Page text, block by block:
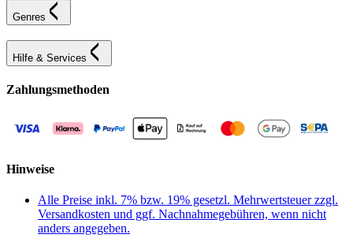
Genres
Hilfe & Services
Zahlungsmethoden
Hinweise
Alle Preise inkl. 7% bzw. 19% gesetzl. Mehrwertsteuer zzgl.
Versandkosten und ggf. Nachnahmegebühren, wenn nicht
anders angegeben.